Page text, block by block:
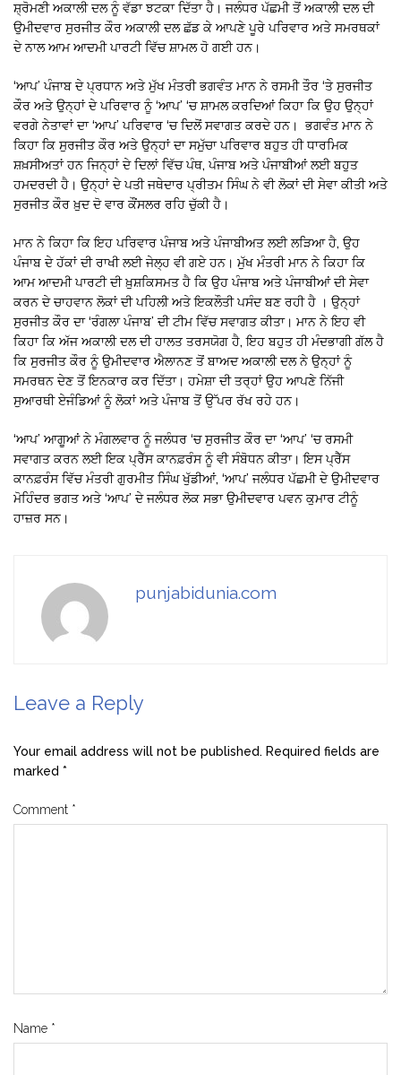
ਸ਼੍ਰੋਮਣੀ ਅਕਾਲੀ ਦਲ ਨੂੰ ਵੱਡਾ ਝਟਕਾ ਦਿੱਤਾ ਹੈ। ਜਲੰਧਰ ਪੱਛਮੀ ਤੋਂ ਅਕਾਲੀ ਦਲ ਦੀ
ਉਮੀਦਵਾਰ ਸੁਰਜੀਤ ਕੌਰ ਅਕਾਲੀ ਦਲ ਛੱਡ ਕੇ ਆਪਣੇ ਪੂਰੇ ਪਰਿਵਾਰ ਅਤੇ ਸਮਰਥਕਾਂ
ਦੇ ਨਾਲ ਆਮ ਆਦਮੀ ਪਾਰਟੀ ਵਿੱਚ ਸ਼ਾਮਲ ਹੋ ਗਈ ਹਨ।
‘ਆਪ’ ਪੰਜਾਬ ਦੇ ਪ੍ਰਧਾਨ ਅਤੇ ਮੁੱਖ ਮੰਤਰੀ ਭਗਵੰਤ ਮਾਨ ਨੇ ਰਸਮੀ ਤੌਰ ‘ਤੇ ਸੁਰਜੀਤ
ਕੌਰ ਅਤੇ ਉਨ੍ਹਾਂ ਦੇ ਪਰਿਵਾਰ ਨੂੰ ‘ਆਪ’ ‘ਚ ਸ਼ਾਮਲ ਕਰਦਿਆਂ ਕਿਹਾ ਕਿ ਉਹ ਉਨ੍ਹਾਂ
ਵਰਗੇ ਨੇਤਾਵਾਂ ਦਾ ‘ਆਪ’ ਪਰਿਵਾਰ ‘ਚ ਦਿਲੋਂ ਸਵਾਗਤ ਕਰਦੇ ਹਨ। ਭਗਵੰਤ ਮਾਨ ਨੇ
ਕਿਹਾ ਕਿ ਸੁਰਜੀਤ ਕੌਰ ਅਤੇ ਉਨ੍ਹਾਂ ਦਾ ਸਮੁੱਚਾ ਪਰਿਵਾਰ ਬਹੁਤ ਹੀ ਧਾਰਮਿਕ
ਸ਼ਖ਼ਸੀਅਤਾਂ ਹਨ ਜਿਨ੍ਹਾਂ ਦੇ ਦਿਲਾਂ ਵਿੱਚ ਪੰਥ, ਪੰਜਾਬ ਅਤੇ ਪੰਜਾਬੀਆਂ ਲਈ ਬਹੁਤ
ਹਮਦਰਦੀ ਹੈ। ਉਨ੍ਹਾਂ ਦੇ ਪਤੀ ਜਥੇਦਾਰ ਪ੍ਰੀਤਮ ਸਿੰਘ ਨੇ ਵੀ ਲੋਕਾਂ ਦੀ ਸੇਵਾ ਕੀਤੀ ਅਤੇ
ਸੁਰਜੀਤ ਕੌਰ ਖ਼ੁਦ ਦੋ ਵਾਰ ਕੌਂਸਲਰ ਰਹਿ ਚੁੱਕੀ ਹੈ।
ਮਾਨ ਨੇ ਕਿਹਾ ਕਿ ਇਹ ਪਰਿਵਾਰ ਪੰਜਾਬ ਅਤੇ ਪੰਜਾਬੀਅਤ ਲਈ ਲੜਿਆ ਹੈ, ਉਹ
ਪੰਜਾਬ ਦੇ ਹੱਕਾਂ ਦੀ ਰਾਖੀ ਲਈ ਜੇਲ੍ਹ ਵੀ ਗਏ ਹਨ। ਮੁੱਖ ਮੰਤਰੀ ਮਾਨ ਨੇ ਕਿਹਾ ਕਿ
ਆਮ ਆਦਮੀ ਪਾਰਟੀ ਦੀ ਖ਼ੁਸ਼ਕਿਸਮਤ ਹੈ ਕਿ ਉਹ ਪੰਜਾਬ ਅਤੇ ਪੰਜਾਬੀਆਂ ਦੀ ਸੇਵਾ
ਕਰਨ ਦੇ ਚਾਹਵਾਨ ਲੋਕਾਂ ਦੀ ਪਹਿਲੀ ਅਤੇ ਇਕਲੌਤੀ ਪਸੰਦ ਬਣ ਰਹੀ ਹੈ । ਉਨ੍ਹਾਂ
ਸੁਰਜੀਤ ਕੌਰ ਦਾ ‘ਰੰਗਲਾ ਪੰਜਾਬ’ ਦੀ ਟੀਮ ਵਿੱਚ ਸਵਾਗਤ ਕੀਤਾ। ਮਾਨ ਨੇ ਇਹ ਵੀ
ਕਿਹਾ ਕਿ ਅੱਜ ਅਕਾਲੀ ਦਲ ਦੀ ਹਾਲਤ ਤਰਸਯੋਗ ਹੈ, ਇਹ ਬਹੁਤ ਹੀ ਮੰਦਭਾਗੀ ਗੱਲ ਹੈ
ਕਿ ਸੁਰਜੀਤ ਕੌਰ ਨੂੰ ਉਮੀਦਵਾਰ ਐਲਾਨਣ ਤੋਂ ਬਾਅਦ ਅਕਾਲੀ ਦਲ ਨੇ ਉਨ੍ਹਾਂ ਨੂੰ
ਸਮਰਥਨ ਦੇਣ ਤੋਂ ਇਨਕਾਰ ਕਰ ਦਿੱਤਾ। ਹਮੇਸ਼ਾ ਦੀ ਤਰ੍ਹਾਂ ਉਹ ਆਪਣੇ ਨਿੱਜੀ
ਸੁਆਰਥੀ ਏਜੰਡਿਆਂ ਨੂੰ ਲੋਕਾਂ ਅਤੇ ਪੰਜਾਬ ਤੋਂ ਉੱਪਰ ਰੱਖ ਰਹੇ ਹਨ।
‘ਆਪ’ ਆਗੂਆਂ ਨੇ ਮੰਗਲਵਾਰ ਨੂੰ ਜਲੰਧਰ ‘ਚ ਸੁਰਜੀਤ ਕੌਰ ਦਾ ‘ਆਪ’ ‘ਚ ਰਸਮੀ
ਸਵਾਗਤ ਕਰਨ ਲਈ ਇਕ ਪ੍ਰੈੱਸ ਕਾਨਫ਼ਰੰਸ ਨੂੰ ਵੀ ਸੰਬੋਧਨ ਕੀਤਾ। ਇਸ ਪ੍ਰੈੱਸ
ਕਾਨਫ਼ਰੰਸ ਵਿੱਚ ਮੰਤਰੀ ਗੁਰਮੀਤ ਸਿੰਘ ਖੁੱਡੀਆਂ, ‘ਆਪ’ ਜਲੰਧਰ ਪੱਛਮੀ ਦੇ ਉਮੀਦਵਾਰ
ਮੋਹਿੰਦਰ ਭਗਤ ਅਤੇ ‘ਆਪ’ ਦੇ ਜਲੰਧਰ ਲੋਕ ਸਭਾ ਉਮੀਦਵਾਰ ਪਵਨ ਕੁਮਾਰ ਟੀਨੂੰ
ਹਾਜ਼ਰ ਸਨ।
punjabidunia.com
Leave a Reply
Your email address will not be published. Required fields are
marked *
Comment *
Name *